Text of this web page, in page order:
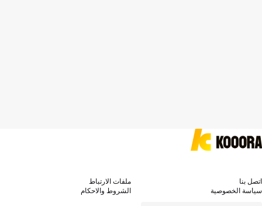
اتصل بنا
ملفات الارتباط
سياسة الخصوصية
الشروط والاحكام